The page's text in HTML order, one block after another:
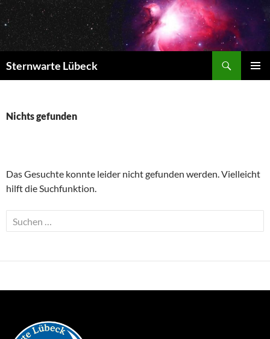
Zum
Inhalt
springen
Sternwarte Lübeck
Nichts gefunden
Das Gesuchte konnte leider nicht gefunden werden. Vielleicht
hilft die Suchfunktion.
Suchen
nach: